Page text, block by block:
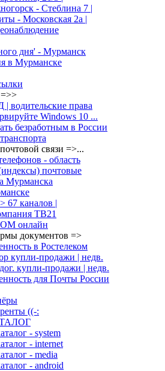
- Стеблина 7 |
- Московская 2а |
дня' - Мурманск
в Мурманске
водительские права
Windows 10 ...
безработным в России
связи =>...
- область
почтовые
Мурманска
67 каналов |
ТВ21
онлайн
документов =>
в Ростелеком
купли-продажи | недв.
купли-продажи | недв.
для Почты России
((-:
- system
- internet
- media
- android